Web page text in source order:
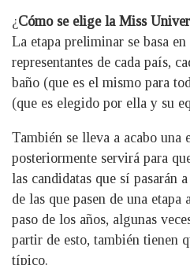
¿Cómo se elige la Miss
La etapa preliminar se basa en
representantes de cada país,
baño (que es el mismo para
(que es elegido por ella y su
También se lleva a acabo una
posteriormente servirá para
las candidatas que sí pasarán
de las que pasen de una
paso de los años, algunas
partir de esto, también tienen
típico.